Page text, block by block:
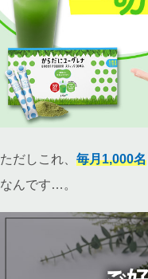
ただしこれ、 毎月1,000名
なんです…。